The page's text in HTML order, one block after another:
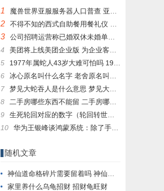
1 魔兽世界亚服服务器人口普查 亚服台服人口普查数据一览
2 不得不知的西式自助餐用餐礼仪 西式自助餐有哪些
3
公司招聘运营称已婚双休未婚单休 求职者称歧视：网友热议没啥问题
4
美团将上线美团企业版 为企业客户提供消费服务
5
1977年属蛇人43岁大难可怕吗 1977属蛇人43岁后命运
6
冰心原名叫什么名字 老舍原名叫什么名字
7
梦见大蛇吞人是什么意思 梦见大蛇吞人是什么意思周公解梦
8
二手房哪些东西不能留 二手房哪些东西不能留在家里
9
生死轮回对应的数字（轮回转世打数字）
10
华为王银峰谈鸿蒙系统：除了手机 纳入生态的还有这些
随机文章
神仙道命格碎片需要留着吗 神仙道命宫碎片怎么用
家里养什么乌龟招财 招财龟旺财